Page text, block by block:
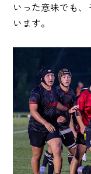
いった意味でも
います。